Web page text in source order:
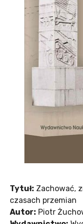
Tytuł: Zachować,
czasach przemian
Autor: Piotr